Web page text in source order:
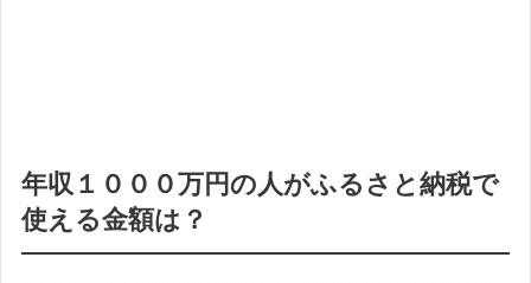
年収１０００万円の人がふるさと納税で
使える金額は？